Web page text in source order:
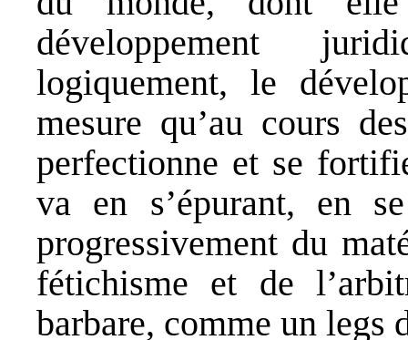
développement
logiquement, le
mesure qu’au cours
perfectionne et se
va en s’épurant, en
progressivement du
fétichisme et de
barbare, comme un legs